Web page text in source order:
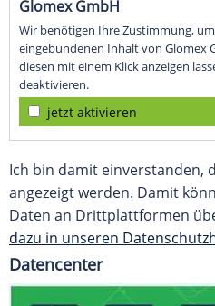
Glomex GmbH
Wir benötigen Ihre Zustimmung,
eingebundenen Inhalt von Glomex
diesen mit einem Klick anzeigen
deaktivieren.
jetzt aktivieren
Ich bin damit einverstanden,
angezeigt werden. Damit
Daten an Drittplattformen
dazu in unseren
Datencenter